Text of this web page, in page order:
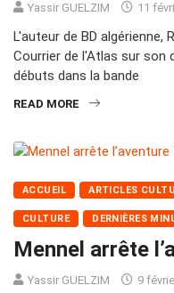
Yassir GUELZIM 11
L'auteur de BD algérienne,
Courrier de l'Atlas sur son
débuts dans la bande
READ MORE
ACCUEIL ARTICLES
CULTURE DERNIÈRES
Mennel arrête
Yassir GUELZIM 9